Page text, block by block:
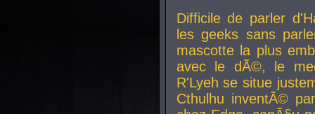
Difficile de parler
les geeks sans
mascotte la plus
avec le dÃ©, le
R'Lyeh se situe
Cthulhu inventÃ©